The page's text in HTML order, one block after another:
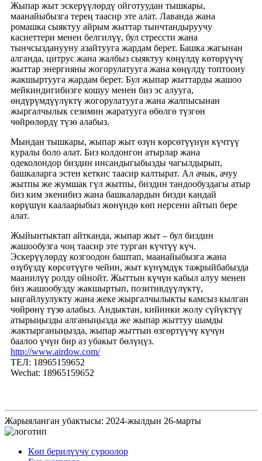
Жыпар жыт эскерүүлөрдү ойготуудан тышкары,
маанайыбызга терең таасир эте алат. Лаванда жана
ромашка сыяктуу айрым жыттар тынчтандыруучу
касиеттери менен белгилүү, бул стрессти жана
тынчсызданууну азайтууга жардам берет. Башка жагынан
алганда, цитрус жана жалбыз сыяктуу көңүлдү көтөрүүчү
жыттар энергияны жогорулатууга жана көңүлдү топтоону
жакшыртууга жардам берет. Бул жыпар жыттарды жашоо
мейкиндигибизге кошуу менен биз эс алууга,
өндүрүмдүүлүктү жогорулатууга жана жалпысынан
жыргалчылык сезимин жаратууга өбөлгө түзгөн
чөйрөлөрдү түзө алабыз.
Мындан тышкары, жыпар жыт өзүн көрсөтүүнүн күчтүү
куралы боло алат. Биз колдонгон атырлар жана
одеколондор биздин инсандыгыбызды чагылдырып,
башкаларга эстен кеткис таасир калтырат. Ал ачык, ачуу
жытпы же жумшак гүл жытпы, биздин тандообуздагы атыр
биз ким экенибиз жана башкалардын бизди кандай
көрүшүн каалаарыбыз жөнүндө көп нерсени айтып бере
алат.
Жыйынтыктап айтканда, жыпар жыт – бул биздин
жашообузга чоң таасир эте турган күчтүү күч.
Эскерүүлөрдү козгоодон баштап, маанайыбызга жана
өзүбүздү көрсөтүүгө чейин, жыт күнүмдүк тажрыйбабызда
маанилүү ролду ойнойт. Жыттын күчүн кабыл алуу менен
биз жашообузду жакшыртып, позитивдүүлүктү,
ыңгайлуулукту жана жеке жыргалчылыкты камсыз кылган
чөйрөнү түзө алабыз. Андыктан, кийинки жолу сүйүктүү
атырыңызды алганыңызда же жыпар жыттуу шамды
жактырганыңызда, жыпар жыттын өзгөртүүчү күчүн
баалоо үчүн бир аз убакыт бөлүңүз.
http://www.airdow.com/
ТЕЛ: 18965159652
Wechat: 18965159652
Жарыяланган убактысы: 2024-жылдын 26-марты
Көп берилүүчү суроолор